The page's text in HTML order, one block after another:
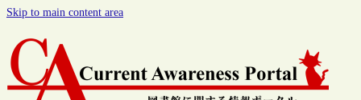
Skip to main content area